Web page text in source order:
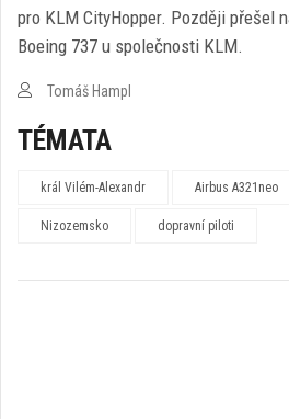
pro KLM CityHopper. Později přešel
Boeing 737 u společnosti KLM.
Tomáš Hampl
TÉMATA
král Vilém-Alexandr Airbus A321neo
Nizozemsko dopravní piloti